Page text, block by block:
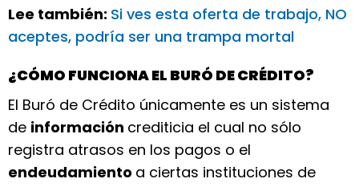
Lee también: Si ves esta oferta de trabajo, NO
aceptes, podría ser una trampa mortal
¿CÓMO FUNCIONA EL BURÓ DE CRÉDITO?
El Buró de Crédito únicamente es un sistema
de información crediticia el cual no sólo
registra atrasos en los pagos o el
endeudamiento a ciertas instituciones de